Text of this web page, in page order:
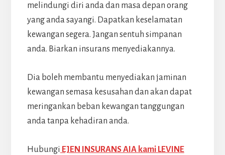
melindungi diri anda dan masa depan orang
yang anda sayangi. Dapatkan keselamatan
kewangan segera. Jangan sentuh simpanan
anda. Biarkan insurans menyediakannya.
Dia boleh membantu menyediakan jaminan
kewangan semasa kesusahan dan akan dapat
meringankan beban kewangan tanggungan
anda tanpa kehadiran anda.
Hubungi EJEN INSURANS AIA kami LEVINE